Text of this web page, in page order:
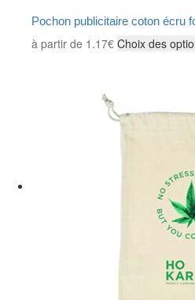
Pochon publicitaire coton écru
à partir de 1.17€ Choix des